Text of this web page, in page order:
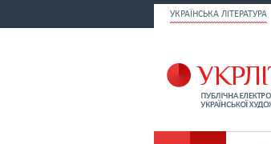
УКРАЇНСЬКА ЛІТЕРАТУРА